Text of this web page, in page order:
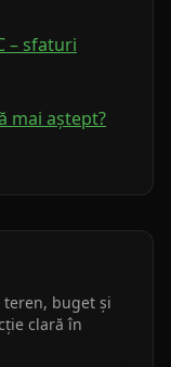
– sfaturi
mai aștept?
buget și
clară în